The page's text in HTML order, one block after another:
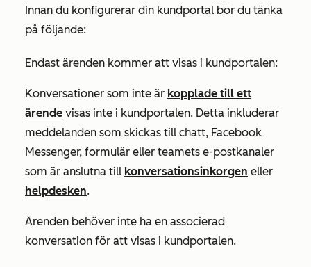
Innan du konfigurerar din kundportal bör du tänka
på följande:
Endast ärenden kommer att visas i kundportalen:
Konversationer som inte är kopplade till ett
ärende visas inte i kundportalen. Detta inkluderar
meddelanden som skickas till chatt, Facebook
Messenger, formulär eller teamets e-postkanaler
som är anslutna till konversationsinkorgen eller
helpdesken.
Ärenden behöver inte ha en associerad
konversation för att visas i kundportalen.